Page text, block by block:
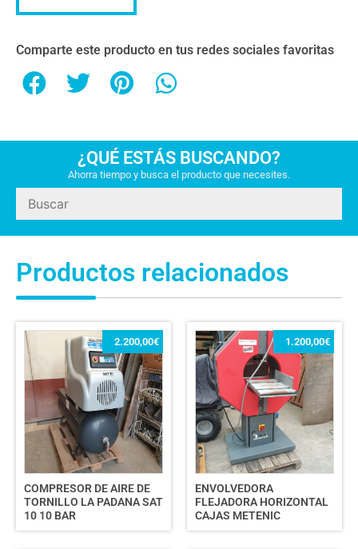
Comparte este producto en tus redes sociales favoritas
¿QUÉ ESTÁS BUSCANDO?
Ahorra tiempo y busca el producto que necesites.
Productos relacionados
COMPRESOR DE AIRE DE
TORNILLO LA PADANA SAT
10 10 BAR
2.200,00€
ENVOLVEDORA
FLEJADORA HORIZONTAL
CAJAS METENIC
1.200,00€